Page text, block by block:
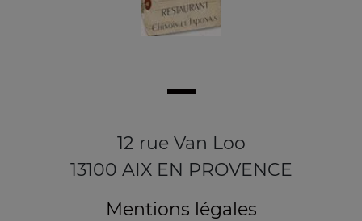
12 rue Van Loo
13100 AIX EN PROVENCE
Mentions légales